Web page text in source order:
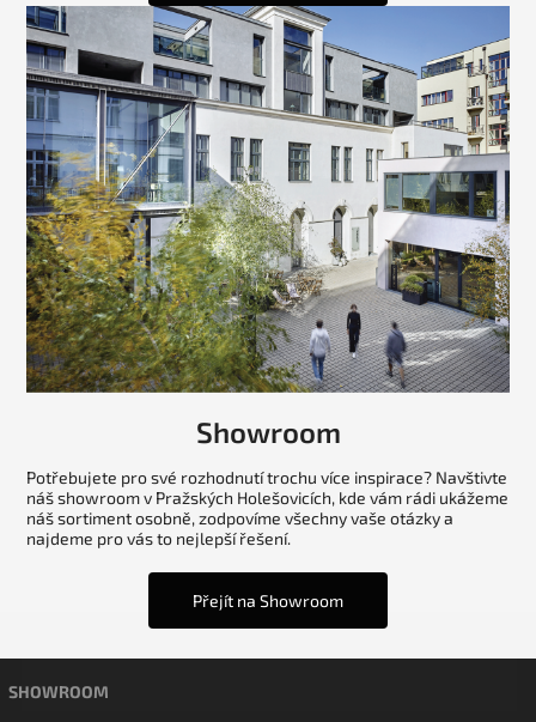
Showroom
Potřebujete pro své rozhodnutí trochu více inspirace? Navštivte
náš showroom v Pražských Holešovicích, kde vám rádi ukážeme
náš sortiment osobně, zodpovíme všechny vaše otázky a
najdeme pro vás to nejlepší řešení.
Přejít na Showroom
SHOWROOM